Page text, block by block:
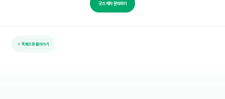
굿즈 제작 문의하기
← 목록으로 돌아가기